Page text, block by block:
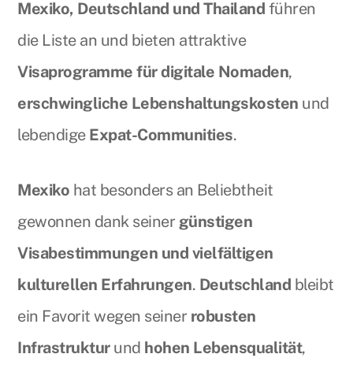
Mexiko, Deutschland und Thailand führen
die Liste an und bieten attraktive
Visaprogramme für digitale Nomaden,
erschwingliche Lebenshaltungskosten und
lebendige Expat-Communities.
Mexiko hat besonders an Beliebtheit
gewonnen dank seiner günstigen
Visabestimmungen und vielfältigen
kulturellen Erfahrungen. Deutschland bleibt
ein Favorit wegen seiner robusten
Infrastrukturund hohen Lebensqualität,